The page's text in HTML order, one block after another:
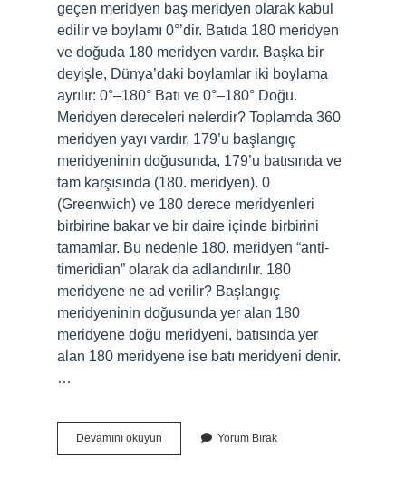
geçen meridyen baş meridyen olarak kabul
edilir ve boylamı 0°’dir. Batıda 180 meridyen
ve doğuda 180 meridyen vardır. Başka bir
deyişle, Dünya’daki boylamlar iki boylama
ayrılır: 0°–180° Batı ve 0°–180° Doğu.
Meridyen dereceleri nelerdir? Toplamda 360
meridyen yayı vardır, 179’u başlangıç ​​
meridyeninin doğusunda, 179’u batısında ve
tam karşısında (180. meridyen). 0
(Greenwich) ve 180 derece meridyenleri
birbirine bakar ve bir daire içinde birbirini
tamamlar. Bu nedenle 180. meridyen “anti-
timeridian” olarak da adlandırılır. 180
meridyene ne ad verilir? Başlangıç ​​
meridyeninin doğusunda yer alan 180
meridyene doğu meridyeni, batısında yer
alan 180 meridyene ise batı meridyeni denir.
…
Devamını okuyun
Büyük
Yorum Bırak